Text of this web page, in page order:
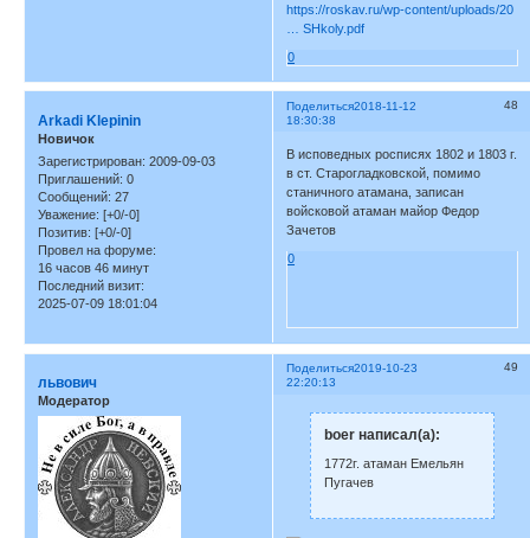
https://roskav.ru/wp-content/uploads/20
… SHkoly.pdf
0
Поделиться 48
2018-11-12
18:30:38
Arkadi Klepinin
Новичок
Зарегистрирован: 2009-09-03
Приглашений: 0
Сообщений: 27
Уважение: [+0/-0]
Позитив: [+0/-0]
Провел на форуме:
16 часов 46 минут
Последний визит:
2025-07-09 18:01:04
В исповедных росписях 1802 и 1803 г.
в ст. Старогладковской, помимо
станичного атамана, записан
войсковой атаман майор Федор
Зачетов
0
Поделиться 49
2019-10-23
22:20:13
львович
Модератор
boer написал(а):
1772г. атаман Емельян
Пугачев